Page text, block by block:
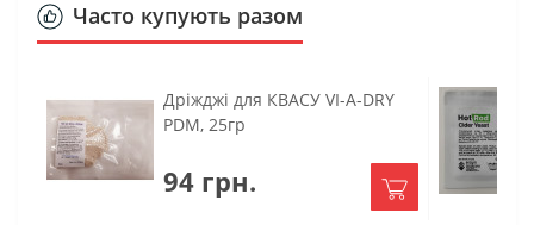
Часто купують разом
Дріжджі для КВАСУ VI-A-DRY
PDM, 25гр
94 грн.